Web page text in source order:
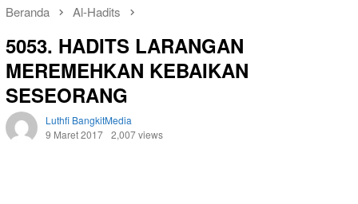
Beranda Al-Hadits
5053. HADITS LARANGAN
MEREMEHKAN KEBAIKAN
SESEORANG
Luthfi BangkitMedia
9 Maret 2017 2,007 views